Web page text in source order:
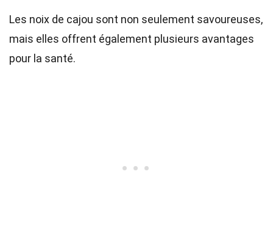
Les noix de cajou sont non seulement savoureuses,
mais elles offrent également plusieurs avantages
pour la santé.